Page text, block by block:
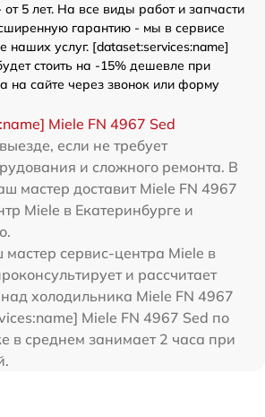
5 лет. На все виды работ и запчасти
гарантию - мы в сервисе
наших услуг. [dataset:services:name]
стоить на -15% дешевле при
на сайте через звонок или форму
Miele FN 4967 Sed
если не требует
и сложного ремонта. В
мастер доставит Miele FN 4967
Miele в Екатеринбурге и
сервис-центра Miele в
и рассчитает
над холодильника Miele FN 4967
Miele FN 4967 Sed по
в среднем занимает 2 часа при